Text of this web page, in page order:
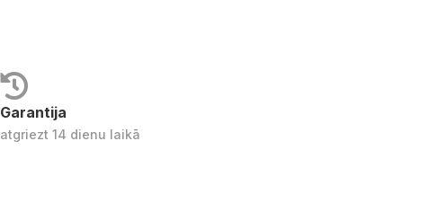
Garantija
atgriezt 14 dienu laikā